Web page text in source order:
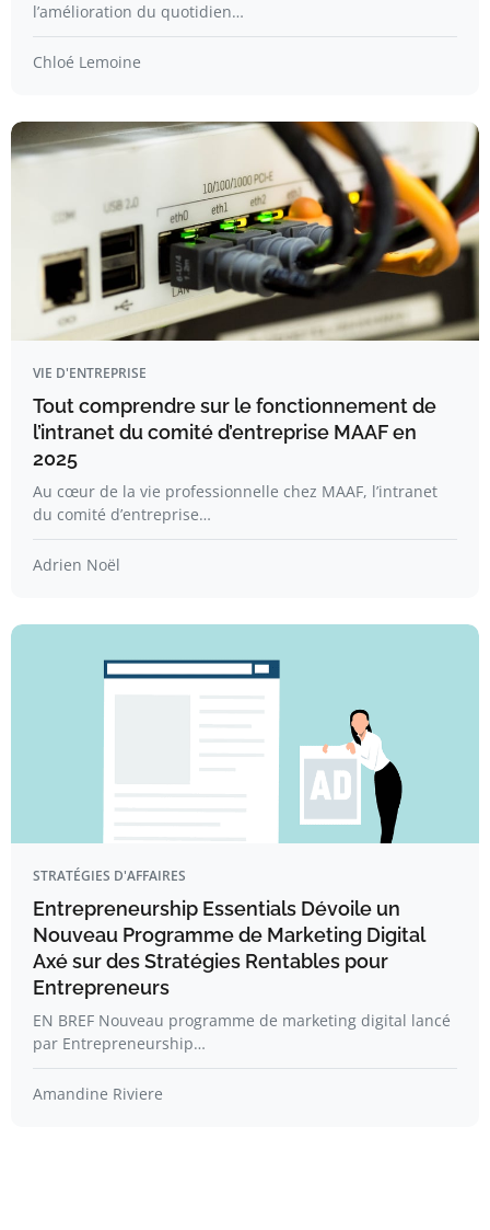
l’amélioration du quotidien…
Chloé Lemoine
VIE D'ENTREPRISE
Tout comprendre sur le fonctionnement de
l’intranet du comité d’entreprise MAAF en
2025
Au cœur de la vie professionnelle chez MAAF, l’intranet
du comité d’entreprise…
Adrien Noël
STRATÉGIES D'AFFAIRES
Entrepreneurship Essentials Dévoile un
Nouveau Programme de Marketing Digital
Axé sur des Stratégies Rentables pour
Entrepreneurs
EN BREF Nouveau programme de marketing digital lancé
par Entrepreneurship…
Amandine Riviere